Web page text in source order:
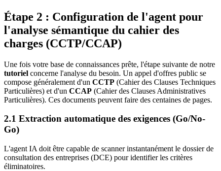
Étape 2 : Configuration de l'agent pour
l'analyse sémantique du cahier des
charges (CCTP/CCAP)
Une fois votre base de connaissances prête, l'étape suivante de notre
tutoriel concerne l'analyse du besoin. Un appel d'offres public se
compose généralement d'un CCTP (Cahier des Clauses Techniques
Particulières) et d'un CCAP (Cahier des Clauses Administratives
Particulières). Ces documents peuvent faire des centaines de pages.
2.1 Extraction automatique des exigences (Go/No-
Go)
L'agent IA doit être capable de scanner instantanément le dossier de
consultation des entreprises (DCE) pour identifier les critères
éliminatoires.